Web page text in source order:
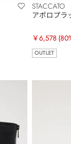
STACCATO
アポロプラ
￥6,578
OUTLET